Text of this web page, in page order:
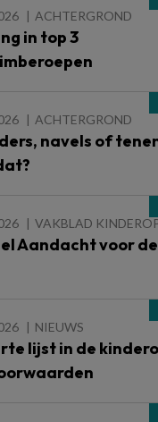
ACHTERGROND
in top 3
ACHTERGROND
navels of
VAKBLAD
Aandacht voor de
NIEUWS
lijst in de